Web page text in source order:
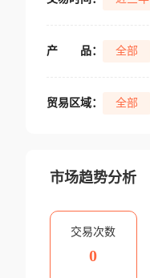
产 品： 全部
贸易区域： 全部
市场趋势分析
交易次数
0